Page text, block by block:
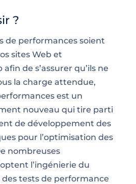
?
de performances soient
sites Web et
de s’assurer qu’ils ne
la charge attendue,
est un
nouveau qui tire parti
de développement des
pour l’optimisation des
nombreuses
l’ingénierie du
tests de performance